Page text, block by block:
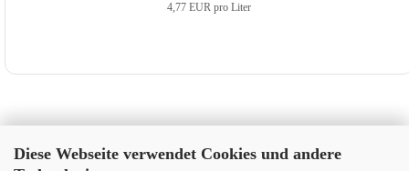
Diese Webseite verwendet Cookies und andere
4,77 EUR pro Liter